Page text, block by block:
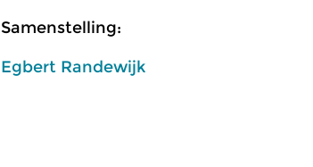
Samenstelling:
Egbert Randewijk